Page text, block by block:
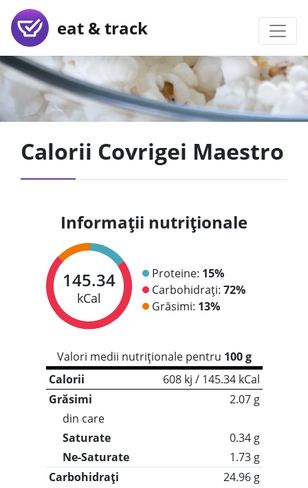
eat & track
Calorii Covrigei Maestro
Informații nutriționale
145.34
kCal
Proteine: 15%
Carbohidrați: 72%
Grăsimi: 13%
Valori medii nutriționale pentru 100 g
Calorii
608 kj / 145.34 kCal
Grăsimi
2.07 g
din care
Saturate
0.34 g
Ne-Saturate
1.73 g
Carbohidrați
24.96 g